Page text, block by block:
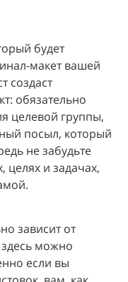
будет
макет вашей
создаст
обязательно
целевой группы,
посыл, который
не забудьте
целях и задачах,
зависит от
можно
если вы